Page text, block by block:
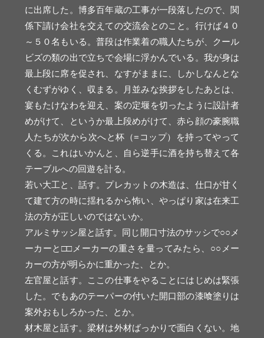
に出席した。博多百年蔵の工事が一段落したので、関
係下請け会社を交えての交流会とのこと。行けば４０
～５０名もいる。普段は作業着の職人たちが、クール
ビズの類の出で立ちで会場に浮かんでいる。我が身は
最上段に席を促され、なすがままに、しかしなんとな
くむずがゆく、収まる。月並みな挨拶をしたあとは、
宴もたけなわを迎え、案の定堰を切ったように設計者
めがけて、というか最上段めがけて、赤ら顔の豪腕職
人たちが次から次へと杯（=コップ）を持ってやって
くる。これはいかんと、自ら逆手に酒を持ち替えて各
テーブルへの回遊を計る。
若い大工と、話す。プレカットの木造は、仕口が甘く
て建て方の時に揺れるから怖い、やっぱり家は在来工
法の方が正しいのではないか。
アルミサッシ屋と話す。同じ開口寸法のサッシで○○メ
ーカーと□□メーカーの重さを量ってみたら、○○メー
カーの方が明らかに重かった、とか。
左官屋と話す。ここの仕事をやることにはじめは緊張
した。でもあのテーパーの付いた開口部の漆喰塗りは
案外おもしろかった、とか。
材木屋と話す。梁材は外材ばっかりで面白くない。地